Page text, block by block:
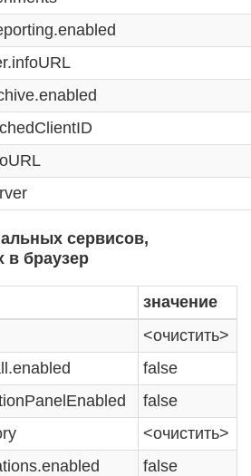
сервисов,
в браузер
значение
<очистить>
false
false
<очистить>
false